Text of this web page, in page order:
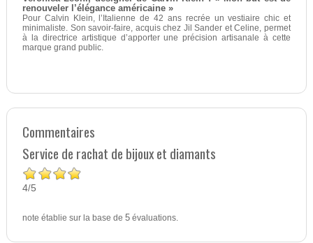
renouveler l’élégance américaine »
Pour Calvin Klein, l’Italienne de 42 ans recrée un vestiaire chic et
minimaliste. Son savoir-faire, acquis chez Jil Sander et Celine, permet
à la directrice artistique d’apporter une précision artisanale à cette
marque grand public.
Commentaires
Service de rachat de bijoux et diamants
4/5
note établie sur la base de 5évaluations.